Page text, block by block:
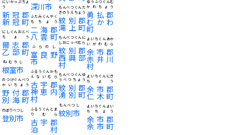
新冠郡
新冠町
にいかっぷちょ
う
爾志郡
乙部町
にしぐんおとべ
ちょう
根室市
ねむろし
野付郡
別海町
のつけぐんべつ
かいちょう
登別市
のぼりべつし
深川市
二海郡
八雲町
ふたみぐんやく
もちょう
富良野
市
ふらのし
古宇郡
神恵内
村
ふるうぐんかも
えないむら
古宇郡
泊村
ふるうぐんとま
りむら
紋別郡
滝上町
もんべつぐんた
きのうえちょう
紋別郡
西興部
村
もんべつぐんに
しおこっぺむら
紋別郡
湧別町
もんべつぐんゆ
うべつちょう
紋別市
もんべつし
勇払郡
むかわ
町
ゆうふつぐんむ
かわちょう
余市郡
赤井川
村
よいちぐんあか
いがわむら
余市郡
仁木町
よいちぐんにき
ちょう
余市郡
余市町
よいちぐんよい
ちちょう